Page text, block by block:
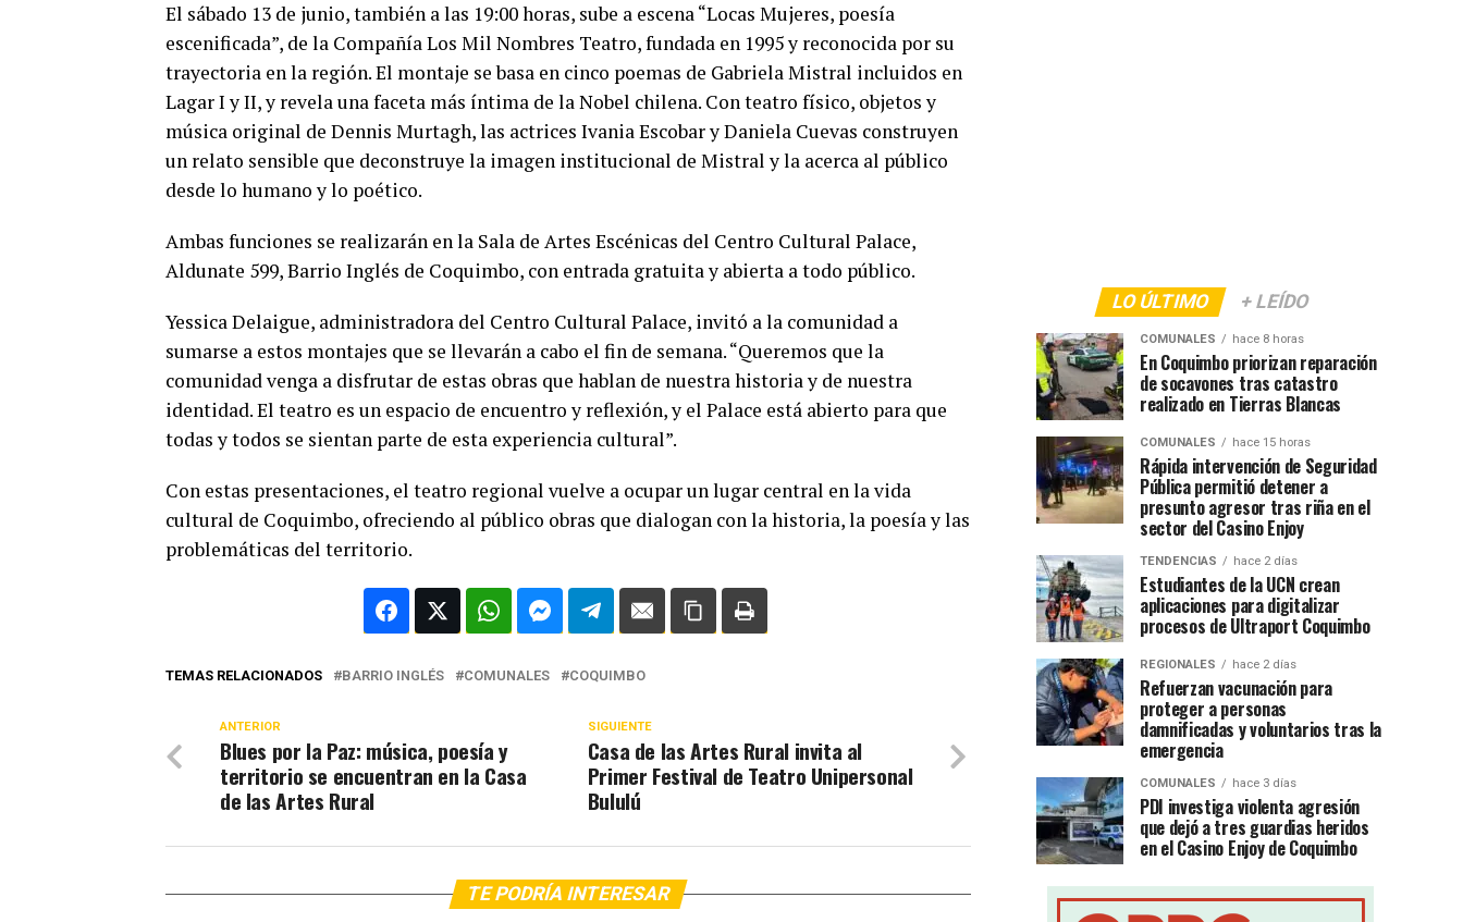
El sábado 13 de junio, también a las 19:00 horas, sube a escena “Locas Mujeres, poesía
escenificada”, de la Compañía Los Mil Nombres Teatro, fundada en 1995 y reconocida por su
trayectoria en la región. El montaje se basa en cinco poemas de Gabriela Mistral incluidos en
Lagar I y II, y revela una faceta más íntima de la Nobel chilena. Con teatro físico, objetos y
música original de Dennis Murtagh, las actrices Ivania Escobar y Daniela Cuevas construyen
un relato sensible que deconstruye la imagen institucional de Mistral y la acerca al público
desde lo humano y lo poético.
Ambas funciones se realizarán en la Sala de Artes Escénicas del Centro Cultural Palace,
Aldunate 599, Barrio Inglés de Coquimbo, con entrada gratuita y abierta a todo público.
Yessica Delaigue, administradora del Centro Cultural Palace, invitó a la comunidad a
sumarse a estos montajes que se llevarán a cabo el fin de semana. “Queremos que la
comunidad venga a disfrutar de estas obras que hablan de nuestra historia y de nuestra
identidad. El teatro es un espacio de encuentro y reflexión, y el Palace está abierto para que
todas y todos se sientan parte de esta experiencia cultural”.
Con estas presentaciones, el teatro regional vuelve a ocupar un lugar central en la vida
cultural de Coquimbo, ofreciendo al público obras que dialogan con la historia, la poesía y las
problemáticas del territorio.
TEMAS RELACIONADOS BARRIO INGLÉS COMUNALES COQUIMBO
SIGUIENTE
Casa de las Artes Rural invita al
Primer Festival de Teatro Unipersonal
Bululú
ANTERIOR
Blues por la Paz: música, poesía y
territorio se encuentran en la Casa
de las Artes Rural
TE PODRÍA INTERESAR
LO ÚLTIMO + LEÍDO
COMUNALES hace 8 horas
En Coquimbo priorizan reparación
de socavones tras catastro
realizado en Tierras Blancas
COMUNALES hace 15 horas
Rápida intervención de Seguridad
Pública permitió detener a
presunto agresor tras riña en el
sector del Casino Enjoy
TENDENCIAS hace 2 días
Estudiantes de la UCN crean
aplicaciones para digitalizar
procesos de Ultraport Coquimbo
REGIONALES hace 2 días
Refuerzan vacunación para
proteger a personas
damnificadas y voluntarios tras la
emergencia
COMUNALES hace 3 días
PDI investiga violenta agresión
que dejó a tres guardias heridos
en el Casino Enjoy de Coquimbo